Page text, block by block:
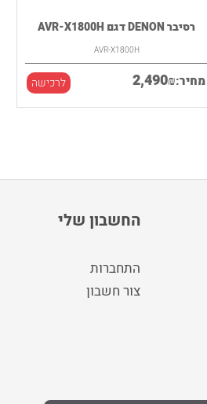
רסיבר DENON דגם AVR-X1800H
AVR-X1800H
מחיר: 2,490₪ לרכישה
החשבון שלי
התחברות
צור חשבון